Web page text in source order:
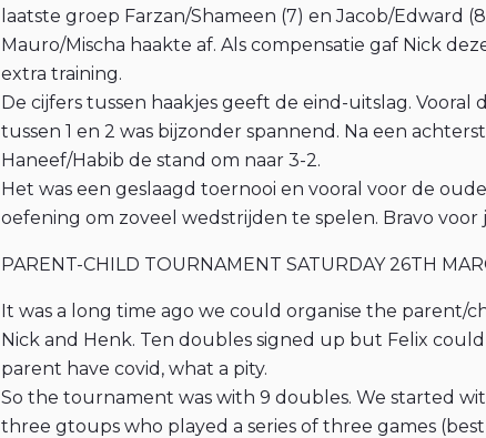
laatste groep Farzan/Shameen (7) en Jacob/Edward
Mauro/Mischa haakte af. Als compensatie gaf Nick
extra training.
De cijfers tussen haakjes geeft de eind-uitslag. Vooral
tussen 1 en 2 was bijzonder spannend. Na een
Haneef/Habib de stand om naar 3-2.
Het was een geslaagd toernooi en vooral voor de
oefening om zoveel wedstrijden te spelen. Bravo voor
PARENT-CHILD TOURNAMENT SATURDAY 26TH
It was a long time ago we could organise the parent/
Nick and Henk. Ten doubles signed up but Felix
parent have covid, what a pity.
So the tournament was with 9 doubles. We started
three gtoups who played a series of three games